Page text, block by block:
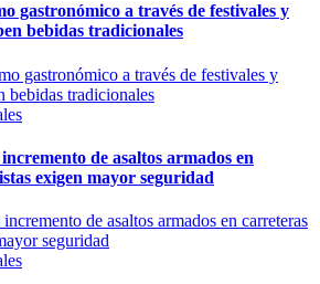
gastronómico a través de festivales y
bebidas tradicionales
de asaltos armados en
exigen mayor seguridad